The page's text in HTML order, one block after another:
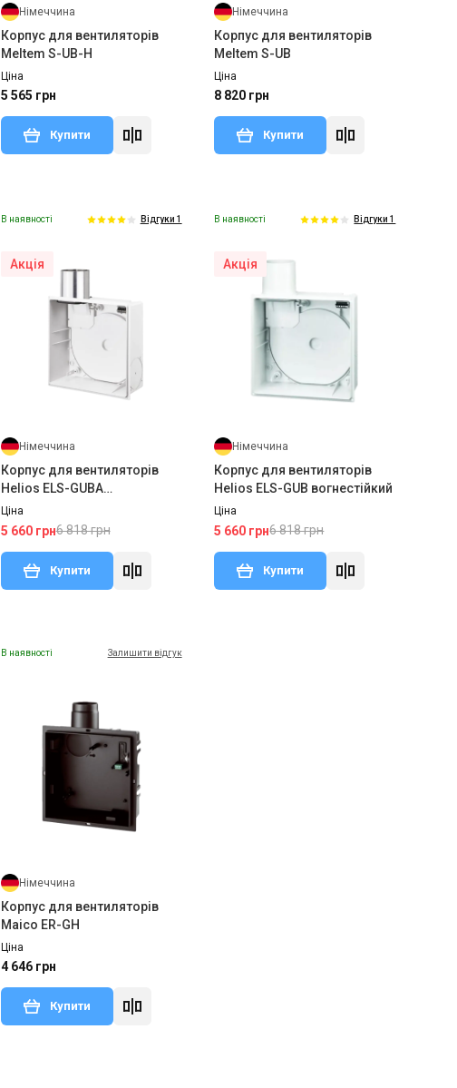
Німеччина
Корпус для вентиляторів
Meltem S-UB-H
Ціна
5 565 грн
Купити
Німеччина
Корпус для вентиляторів
Meltem S-UB
Ціна
8 820 грн
Купити
В наявності Відгуки 1
Акція
Німеччина
Корпус для вентиляторів
Helios ELS-GUВA
вогнестійкий
Ціна
5 660 грн6 818 грн
Купити
В наявності Відгуки 1
Акція
Німеччина
Корпус для вентиляторів
Helios ELS-GUВ вогнестійкий
Ціна
5 660 грн6 818 грн
Купити
В наявності Залишити відгук
Німеччина
Корпус для вентиляторів
Maico ER-GH
Ціна
4 646 грн
Купити